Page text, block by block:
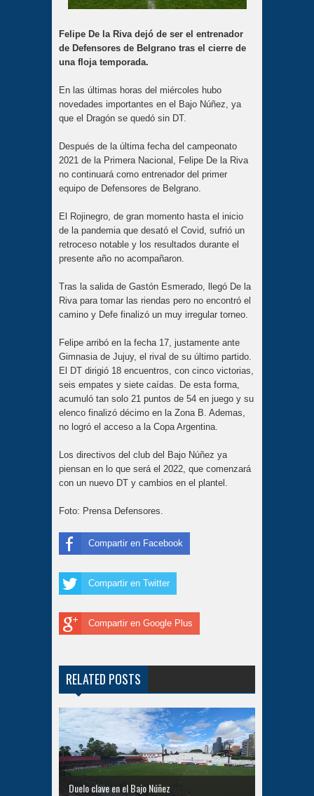
Felipe De la Riva dejó de ser el entrenador
de Defensores de Belgrano tras el cierre de
una floja temporada.
En las últimas horas del miércoles hubo
novedades importantes en el Bajo Núñez, ya
que el Dragón se quedó sin DT.
Después de la última fecha del campeonato
2021 de la Primera Nacional, Felipe De la Riva
no continuará como entrenador del primer
equipo de Defensores de Belgrano.
El Rojinegro, de gran momento hasta el inicio
de la pandemia que desató el Covid, sufrió un
retroceso notable y los resultados durante el
presente año no acompañaron.
Tras la salida de Gastón Esmerado, llegó De la
Riva para tomar las riendas pero no encontró el
camino y Defe finalizó un muy irregular torneo.
Felipe arribó en la fecha 17, justamente ante
Gimnasia de Jujuy, el rival de su último partido.
El DT dirigió 18 encuentros, con cinco victorias,
seis empates y siete caídas. De esta forma,
acumuló tan solo 21 puntos de 54 en juego y su
elenco finalizó décimo en la Zona B. Ademas,
no logró el acceso a la Copa Argentina.
Los directivos del club del Bajo Núñez ya
piensan en lo que será el 2022, que comenzará
con un nuevo DT y cambios en el plantel.
Foto: Prensa Defensores.
Compartir en Facebook
Compartir en Twitter
Compartir en Google Plus
RELATED POSTS
Duelo clave en el Bajo Núñez